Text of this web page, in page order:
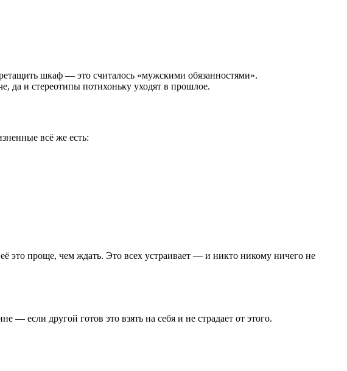
шкаф — это считалось «мужскими обязанностями».
да и стереотипы потихоньку уходят в прошлое.
всё же есть:
это проще, чем ждать. Это всех устраивает — и никто никому ничего не
— если другой готов это взять на себя и не страдает от этого.